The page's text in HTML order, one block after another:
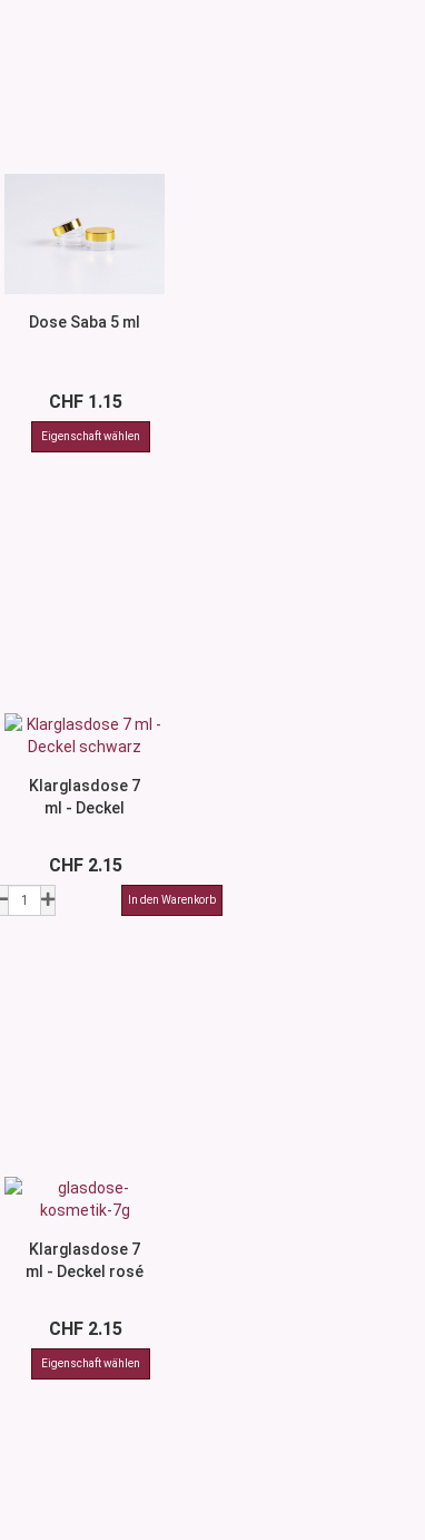
Dose Saba 5 ml
CHF 1.15
Klarglasdose 7
ml - Deckel
CHF 2.15
Klarglasdose 7
ml - Deckel rosé
CHF 2.15